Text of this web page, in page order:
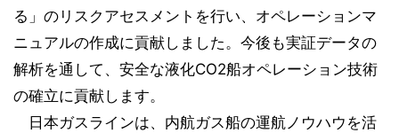
る」のリスクアセスメントを行い、オペレーションマ
ニュアルの作成に貢献しました。今後も実証データの
解析を通して、安全な液化CO2船オペレーション技術
の確立に貢献します。
日本ガスラインは、内航ガス船の運航ノウハウを活